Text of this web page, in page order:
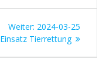
Weiter: Nächster
Beitrag:
2024-03-25
Einsatz Tierrettung